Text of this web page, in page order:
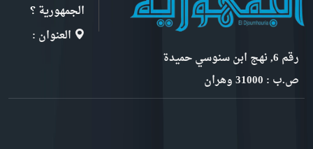
الجمهورية ؟
العنوان :
رقم 6, نهج ابن سنوسي حميدة
ص.ب : 31000 وهران